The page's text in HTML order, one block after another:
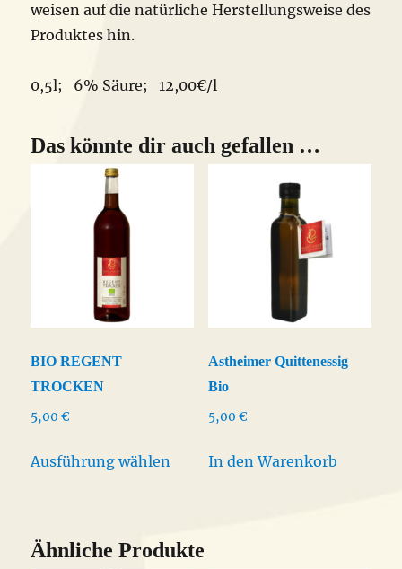
weisen auf die natürliche Herstellungsweise des
Produktes hin.
0,5l; 6% Säure; 12,00€/l
Das könnte dir auch gefallen …
BIO REGENT
TROCKEN
5,00€
Ausführung wählen
Produkt
Varianten
Astheimer Quittenessig
Bio
5,00 €
In den Warenkorb
Ähnliche Produkte